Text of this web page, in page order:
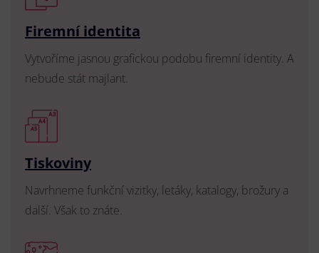
Firemní identita
Vytvoříme jasnou grafickou podobu firemní identity. A
nebude stát majlant.
Tiskoviny
Navrhneme funkční vizitky, letáky, katalogy, brožury a
další. Však to znáte.